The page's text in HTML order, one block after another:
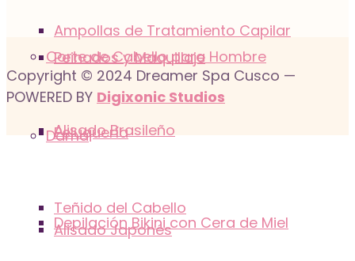
Ampollas de Tratamiento Capilar
Alisado Brasileño
Alisado Japonés
Peinados y Maquillaje
Peluquería
Teñido del Cabello
Corte de Cabello para Hombre
Dama
Depilación Bikini con Cera de Miel
Copyright © 2024 Dreamer Spa Cusco —
POWERED BY Digixonic Studios